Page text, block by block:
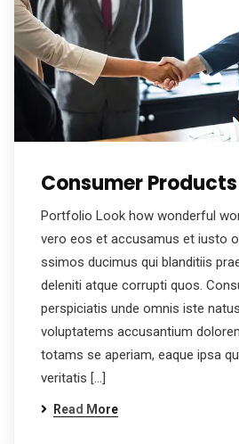
Consumer Products
Portfolio Look how wonderful
vero eos et accusamus et iusto
ssimos ducimus qui blanditiis
deleniti atque corrupti quos.
perspiciatis unde omnis iste
voluptatems accusantium
totams se aperiam, eaque ipsa
veritatis […]
Read More